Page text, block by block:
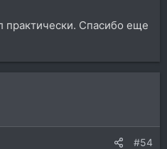
Спасибо еще
#54